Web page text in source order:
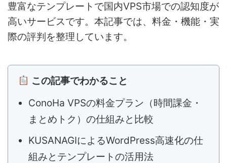
豊富なテンプレートで国内VPS市場での認知度が
高いサービスです。本記事では、料金・機能・実
際の評判を整理しています。
この記事でわかること
ConoHa VPSの料金プラン（時間課金・
まとめトク）の仕組みと比較
KUSANAGIによるWordPress高速化の仕
組みとテンプレートの活用法